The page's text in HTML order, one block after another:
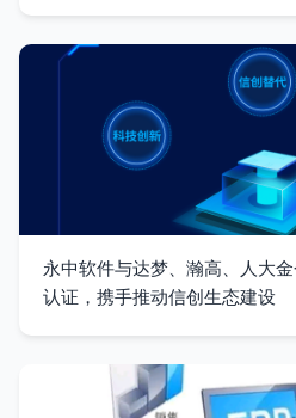
永中软件与达梦、瀚高、人大
认证，携手推动信创生态建设